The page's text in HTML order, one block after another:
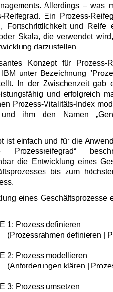
Allerdings – was
Reifegrad. Ein Prozess-
Fortschrittlichkeit und
Skala, die verwendet
darzustellen.
Konzept für Prozess-
unter Bezeichnung
In der Zwischenzeit gab
und erfolgreich
Prozess-Vitalitäts-Index
ihm den Namen
ist einfach und für die
Prozessreifegrad“
die Entwicklung eines
bis zum
eines Geschäftsprozesse
1: Prozess definieren
definieren |
2: Prozess modellieren
klären |
3: Prozess umsetzen